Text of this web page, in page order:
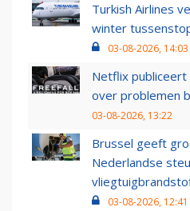
Turkish Airlines
winter
03-08-2026, 14:03
Netflix publiceert
over problemen
03-08-2026, 13:22
Brussel geeft
Nederlandse
03-08-2026, 12:41